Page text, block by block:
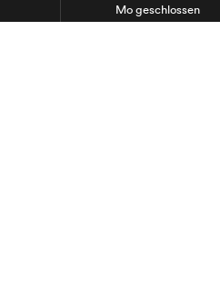
Mo geschlossen